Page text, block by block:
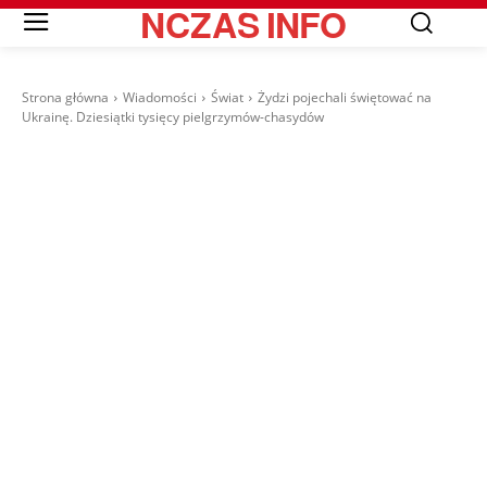
NCZASINFO
Strona główna Wiadomości Świat
Żydzi pojechali świętować na
Ukrainę. Dziesiątki tysięcy pielgrzymów-chasydów